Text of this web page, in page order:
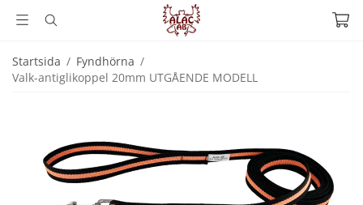
Startsida / Fyndhörna /
Valk-antiglikoppel 20mm UTGÅENDE MODELL